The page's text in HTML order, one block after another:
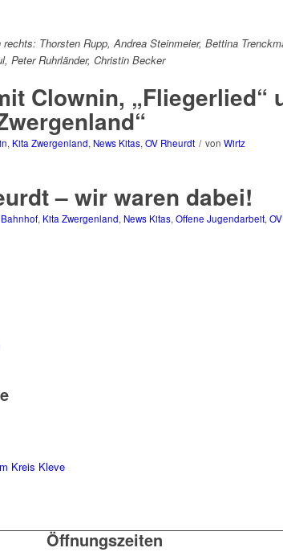
Kreis Kleve
Thorsten Rupp, Andrea Steinmeier, Bettina
Peter Ruhrländer, Christin Becker
Clownin, „Fliegerlied“
, Kita Zwergenland, News Kitas, OV Rheurdt / von Wirtz
– wir waren dabei!
, Kita Zwergenland, News Kitas, Offene Jugendarbeit,
Öffnungszeiten